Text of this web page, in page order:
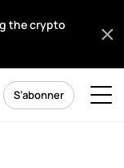
the crypto
S’abonner